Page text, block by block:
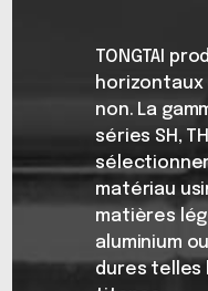
TONGTAI
horizontaux
non. La
séries SH,
matériau
matières
aluminium
dures telles